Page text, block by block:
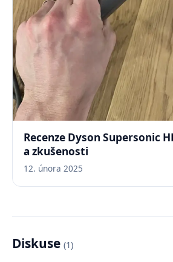
Recenze Dyson Supersonic
a zkušenosti
12. února 2025
Diskuse (1)